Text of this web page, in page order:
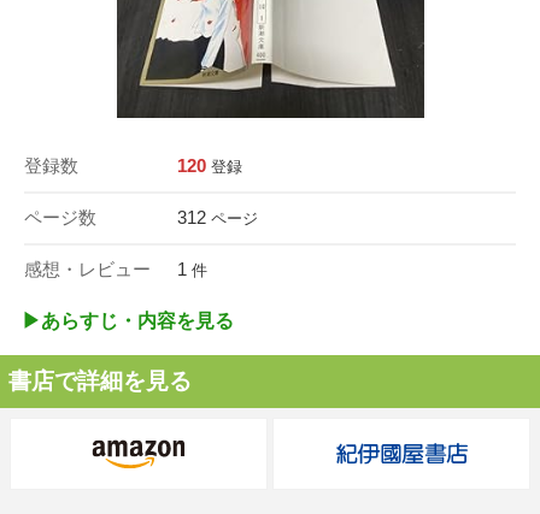
登録数 120 登録
ページ数 312 ページ
感想・レビュー 1 件
▶︎あらすじ・内容を見る
書店で詳細を見る